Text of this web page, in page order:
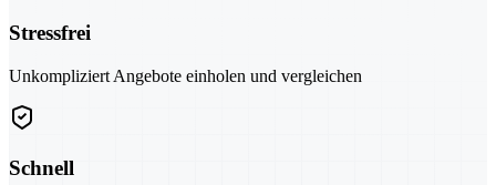
Stressfrei
Unkompliziert Angebote einholen und vergleichen
Schnell